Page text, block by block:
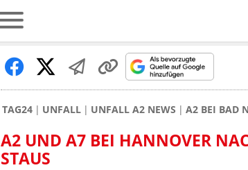
TAG24 UNFALL UNFALL A2 NEWS A2 BEI BAD
A2 UND A7 BEI HANNOVER
STAUS